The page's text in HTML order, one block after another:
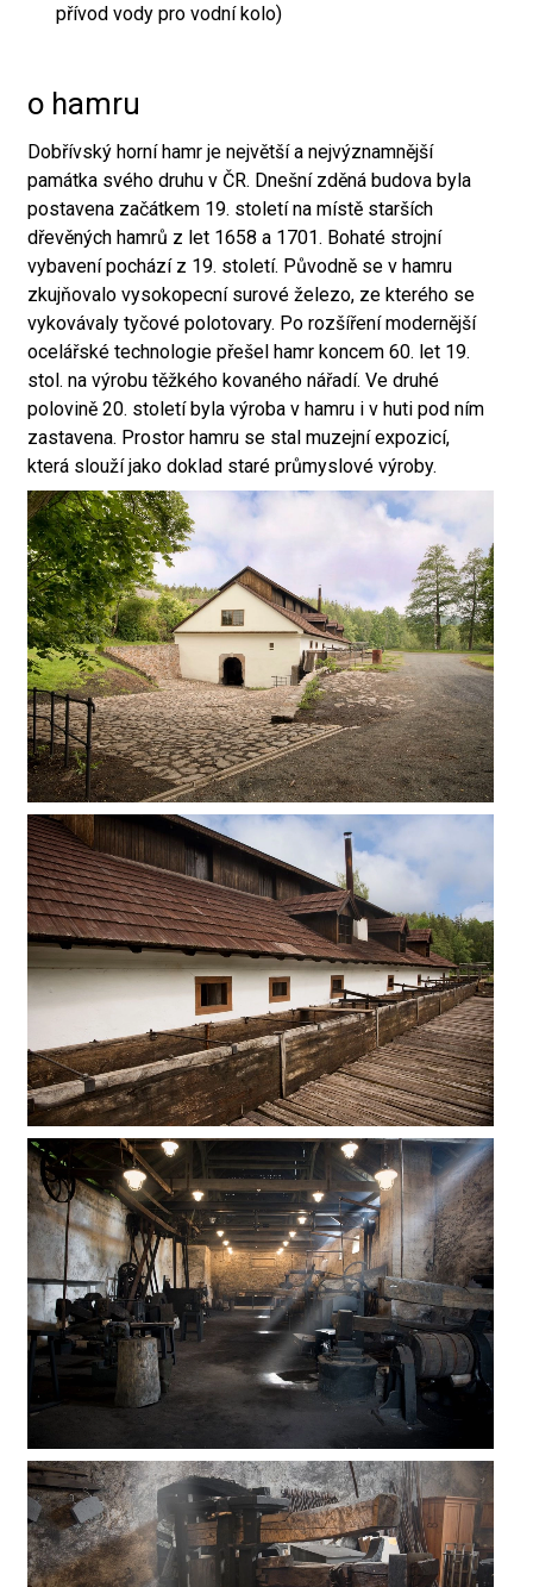
přívod vody pro vodní kolo)
o hamru
Dobřívský horní hamr je největší a nejvýznamnější
památka svého druhu v ČR. Dnešní zděná budova byla
postavena začátkem 19. století na místě starších
dřevěných hamrů z let 1658 a 1701. Bohaté strojní
vybavení pochází z 19. století. Původně se v hamru
zkujňovalo vysokopecní surové železo, ze kterého se
vykovávaly tyčové polotovary. Po rozšíření modernější
ocelářské technologie přešel hamr koncem 60. let 19.
stol. na výrobu těžkého kovaného nářadí. Ve druhé
polovině 20. století byla výroba v hamru i v huti pod ním
zastavena. Prostor hamru se stal muzejní expozicí,
která slouží jako doklad staré průmyslové výroby.